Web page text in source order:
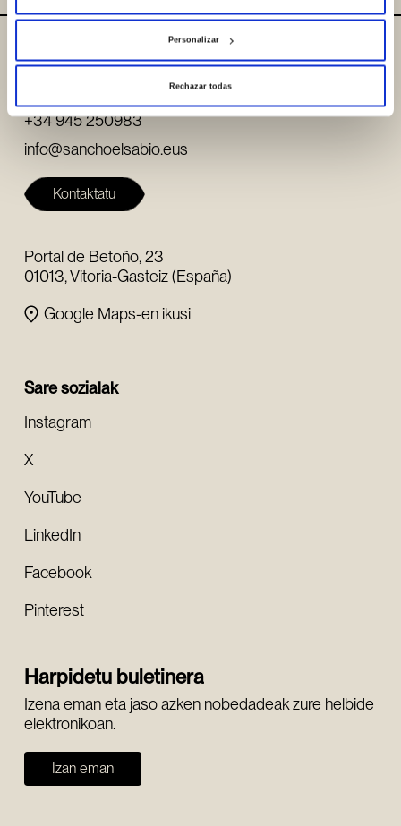
Personalizar
Rechazar todas
Non gaude / Kontaktua
+34 945 250983
info@sanchoelsabio.eus
Kontaktatu
Portal de Betoño, 23
01013, Vitoria-Gasteiz (España)
Google Maps-en ikusi
Sare sozialak
Instagram
X
YouTube
LinkedIn
Facebook
Pinterest
Harpidetu buletinera
Izena eman eta jaso azken nobedadeak zure helbide
elektronikoan.
Izan eman